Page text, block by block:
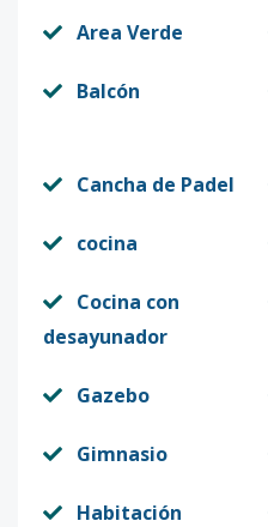
Area Verde
Balcón
Cancha de Padel
cocina
Cocina con
desayunador
Gazebo
Gimnasio
Habitación